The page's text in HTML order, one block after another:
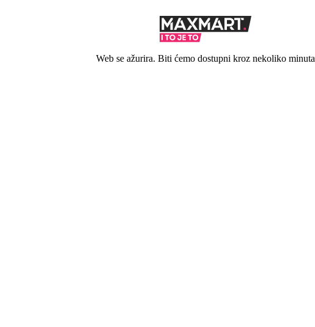
Web se ažurira. Biti ćemo dostupni kroz nekoliko minuta